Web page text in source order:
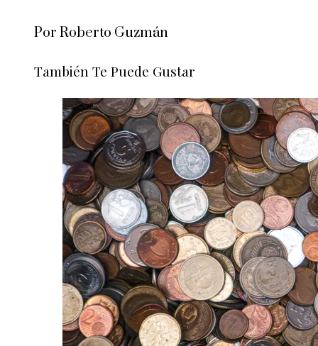
Por Roberto Guzmán
También Te Puede Gustar